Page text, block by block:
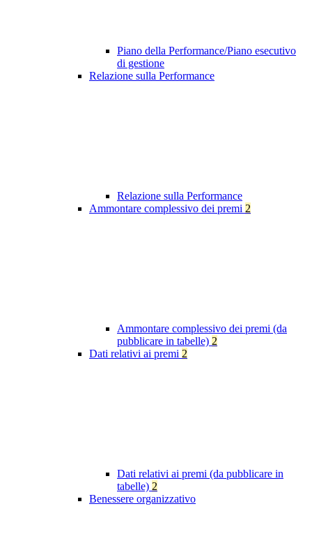
Piano della Performance/Piano esecutivo
di gestione
Relazione sulla Performance
Relazione sulla Performance
Ammontare complessivo dei premi 2
Ammontare complessivo dei premi (da
pubblicare in tabelle) 2
Dati relativi ai premi 2
Dati relativi ai premi (da pubblicare in
tabelle) 2
Benessere organizzativo